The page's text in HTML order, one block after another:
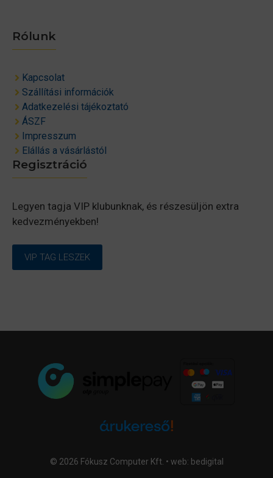
Rólunk
Kapcsolat
Szállítási információk
Adatkezelési tájékoztató
ÁSZF
Impresszum
Elállás a vásárlástól
Regisztráció
Legyen tagja VIP klubunknak, és részesüljön extra
kedvezményekben!
VIP TAG LESZEK
© 2026 Fókusz Computer Kft. • web: bedigital